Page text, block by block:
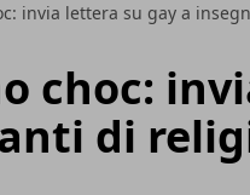
invia lettera su gay a
choc:
di